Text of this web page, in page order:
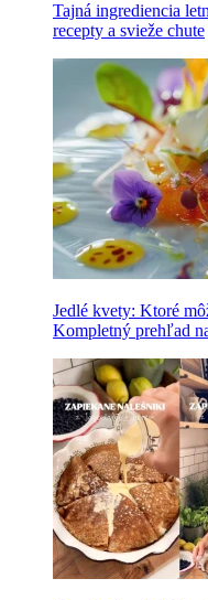
Tajná ingrediencia
recepty a svieže chute
Jedlé kvety: Ktoré
Kompletný prehľad